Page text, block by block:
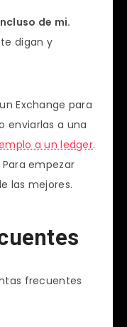
de mi.
digan y
Exchange para
enviarlas a una
a un ledger.
empezar
las mejores.
frecuentes